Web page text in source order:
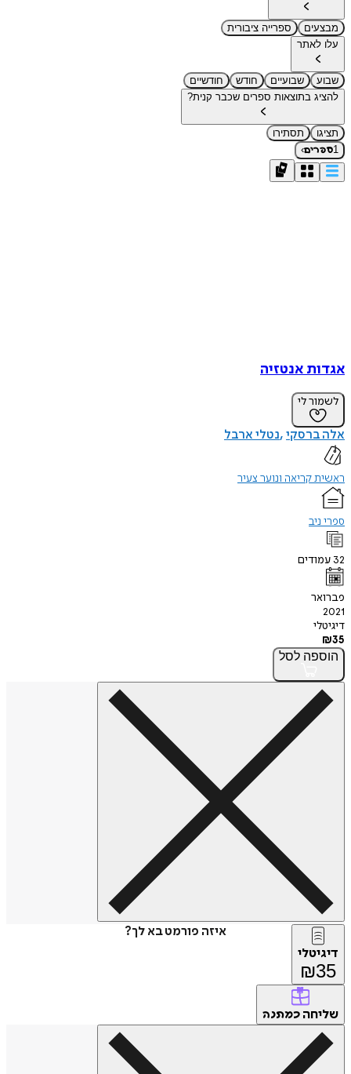
מבצעים
ספרייה ציבורית
עלו לאתר
שבוע שבועיים חודש
חודשיים
להציג בתוצאות ספרים שכבר קנית?
תציגו
תסתירו
1ספרים›
אגדות אנטזיה
לשמור לי
אלה ברסקי נטלי ארבל
ראשית קריאה ונוער צעיר
ספרי ניב
32 עמודים
פברואר
2021
דיגיטלי
₪35
הוספה לסל
איזה פורמט בא לך?
דיגיטלי
₪35
שליחה כמתנה